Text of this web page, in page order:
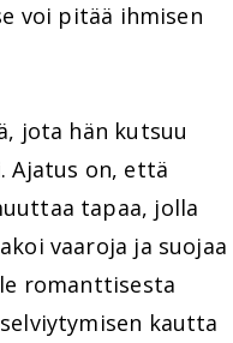
voi pitää ihmisen
jota hän kutsuu
Ajatus on, että
tapaa, jolla
vaaroja ja suojaa
romanttisesta
kautta